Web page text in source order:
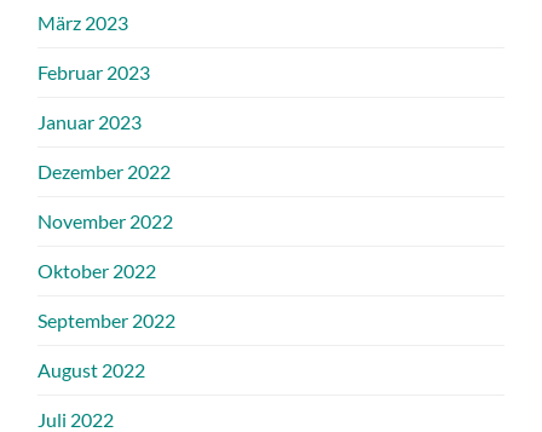
März 2023
Februar 2023
Januar 2023
Dezember 2022
November 2022
Oktober 2022
September 2022
August 2022
Juli 2022